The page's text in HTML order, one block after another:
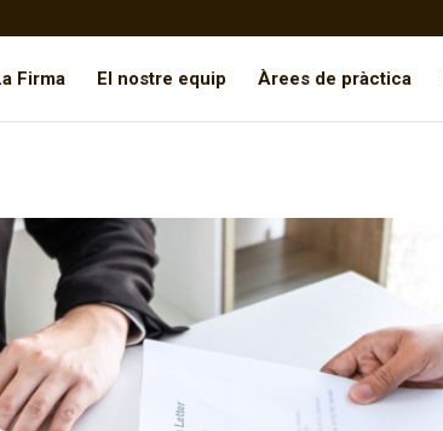
Firma El nostre equip Àrees de pràctica